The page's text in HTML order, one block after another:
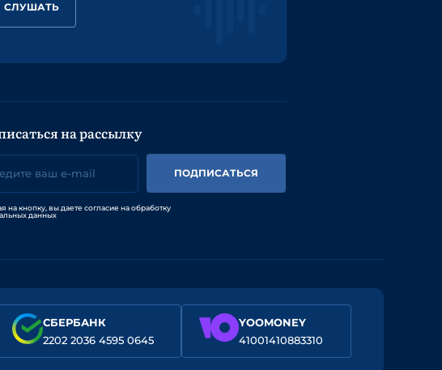
СЛУШАТЬ
на рассылку
ПОДПИСАТЬСЯ
на кнопку, вы даете согласие на обработку
данных
СБЕРБАНК
2202 2036 4595 0645
YOOMONEY
41001410883310